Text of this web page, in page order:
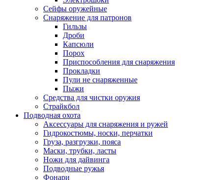
Сейфы оружейные
Снаряжение для патронов
Гильзы
Дроби
Капсюли
Порох
Приспособления для снаряжения
Прокладки
Пули не снаряженные
Пыжи
Средства для чистки оружия
Страйкбол
Подводная охота
Аксессуары для снаряжения и ружей
Гидрокостюмы, носки, перчатки
Груза, разгрузки, пояса
Маски, трубки, ласты
Ножи для дайвинга
Подводные ружья
Фонари